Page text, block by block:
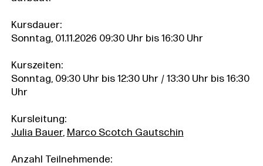
Kursdauer:
Sonntag, 01.11.2026 09:30 Uhr bis 16:30 Uhr
Kurszeiten:
Sonntag, 09:30 Uhr bis 12:30 Uhr / 13:30 Uhr bis 16:30
Uhr
Kursleitung:
Julia Bauer, Marco Scotch Gautschin
Anzahl Teilnehmende: